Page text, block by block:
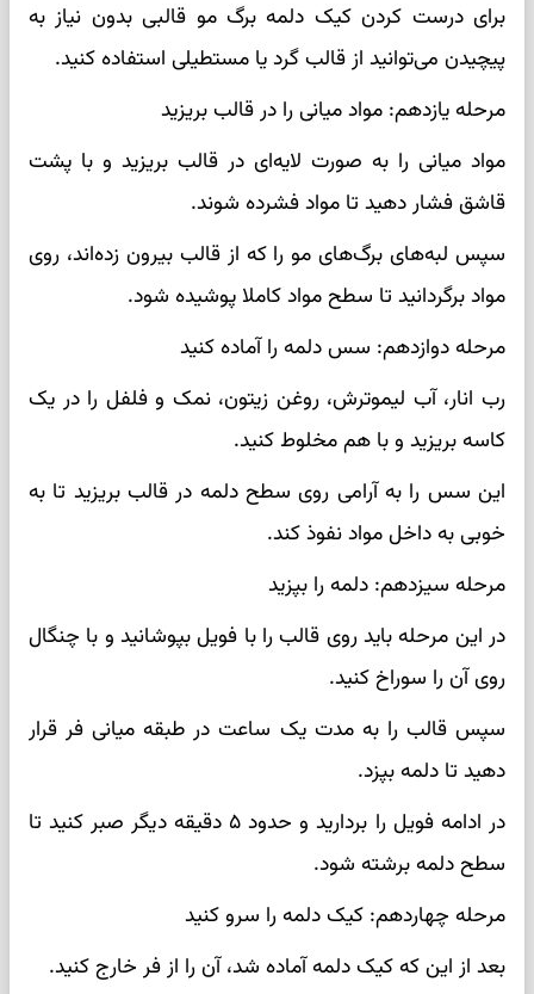
برای درست کردن کیک دلمه برگ مو قالبی بدون نیاز به
پیچیدن می‌توانید از قالب گرد یا مستطیلی استفاده کنید.
مرحله یازدهم: مواد میانی را در قالب بریزید
مواد میانی را به ‌صورت لایه‌ای در قالب بریزید و با پشت
قاشق فشار دهید تا مواد فشرده شوند.
سپس لبه‌های برگ‌های مو را که از قالب بیرون زده‌اند، روی
مواد برگردانید تا سطح مواد کاملا پوشیده شود.
مرحله دوازدهم: سس دلمه را آماده کنید
رب انار، آب لیموترش، روغن زیتون، نمک و فلفل را در یک
کاسه بریزید و با هم مخلوط کنید.
این سس را به ‌آرامی روی سطح دلمه در قالب بریزید تا به‌
خوبی به داخل مواد نفوذ کند.
مرحله سیزدهم: دلمه را بپزید
در این مرحله باید روی قالب را با فویل بپوشانید و با چنگال
روی آن را سوراخ کنید.
سپس قالب را به مدت یک ساعت در طبقه میانی فر قرار
دهید تا دلمه بپزد.
در ادامه فویل را بردارید و حدود ۵ دقیقه دیگر صبر کنید تا
سطح دلمه برشته شود.
مرحله چهاردهم: کیک دلمه را سرو کنید
بعد از این که کیک دلمه آماده شد، آن را از فر خارج کنید.